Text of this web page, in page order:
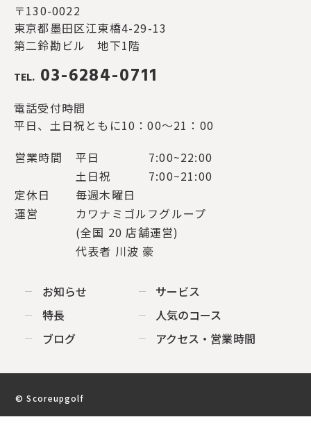
〒130-0022
東京都墨田区江東橋4-29-13
第二鈴勘ビル 地下1階
TEL. 03-6284-0711
電話受付時間
平日、土日祝ともに10：00～21：00
営業時間
平日
7:00~22:00
土日祝
7:00~21:00
定休日
毎週木曜日
運営
カワナミゴルフグループ
(全国 20 店舗運営)
代表者 川波 豪
お知らせ
サービス
特長
人気のコース
ブログ
アクセス・営業時間
© Scoreupgolf